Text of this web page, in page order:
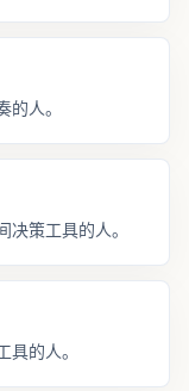
人。
策工具的人。
的人。